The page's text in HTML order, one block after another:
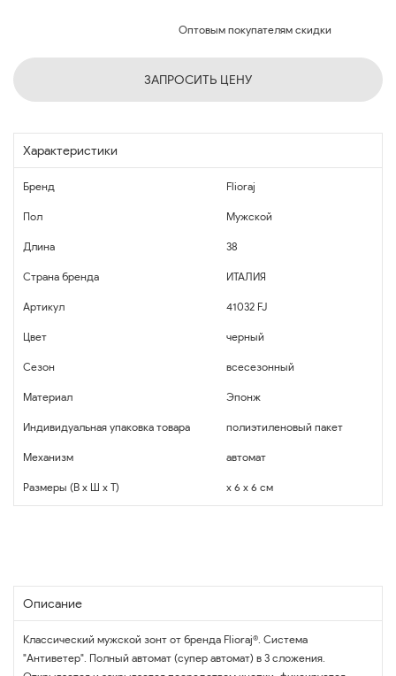
Оптовым покупателям скидки
ЗАПРОСИТЬ ЦЕНУ
Характеристики
Бренд Flioraj
Пол Мужской
Длина 38
Страна бренда ИТАЛИЯ
Артикул 41032 FJ
Цвет черный
Сезон всесезонный
Материал Эпонж
Индивидуальная упаковка товара полиэтиленовый пакет
Механизм автомат
Размеры (В x Ш x Т) x 6 x 6 см
Описание
Классический мужской зонт от бренда Flioraj®. Система
"Антиветер". Полный автомат (супер автомат) в 3 сложения.